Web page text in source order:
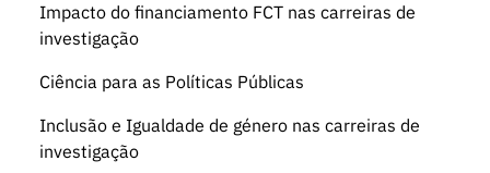
Impacto do financiamento FCT nas carreiras de
investigação
Ciência para as Políticas Públicas
Inclusão e Igualdade de género nas carreiras de
investigação